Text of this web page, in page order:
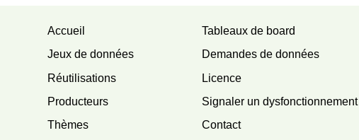
Accueil
Jeux de données
Réutilisations
Producteurs
Thèmes
Tableaux de board
Demandes de données
Licence
Signaler un dysfonctionnement
Contact